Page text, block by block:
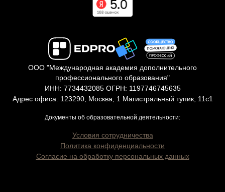
ООО "Международная академия дополнительного
профессионального образования"
ИНН: 7734432085 ОГРН: 1197746745635
Адрес офиса: 123290, Москва, 1 Магистральный тупик, 11с1
Документы об образовательной деятельности:
Условия сотрудничества
Политика конфиденциальности
Согласие на обработку персональных данных